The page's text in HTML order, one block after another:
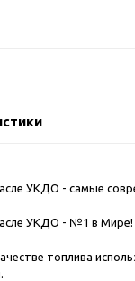
УКДО - самые
УКДО - №1 в Мире!
топлива